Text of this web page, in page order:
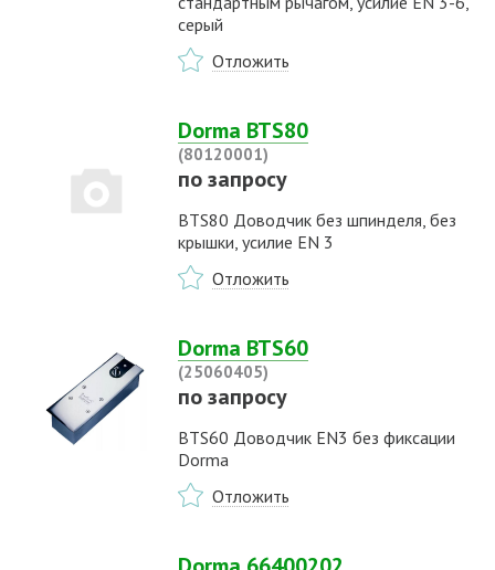
серый
Отложить
Dorma BTS80
(80120001)
по запросу
BTS80 Доводчик без шпинделя, без
крышки, усилие EN 3
Отложить
Dorma BTS60
(25060405)
по запросу
BTS60 Доводчик EN3 без фиксации
Dorma
Отложить